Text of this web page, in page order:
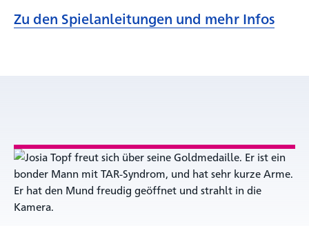
Zu den Spielanleitungen und mehr Infos